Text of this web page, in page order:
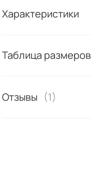
Характеристики
Таблица размеров
Отзывы (1)